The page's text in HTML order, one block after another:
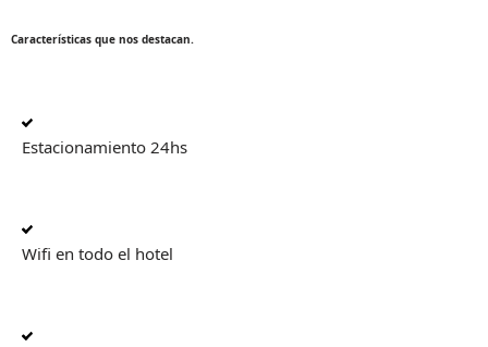
Características que nos destacan.
Estacionamiento 24hs
Wifi en todo el hotel